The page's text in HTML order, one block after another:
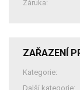
Záruka:
ZAŘAZENÍ
Kategorie:
Další kategorie: